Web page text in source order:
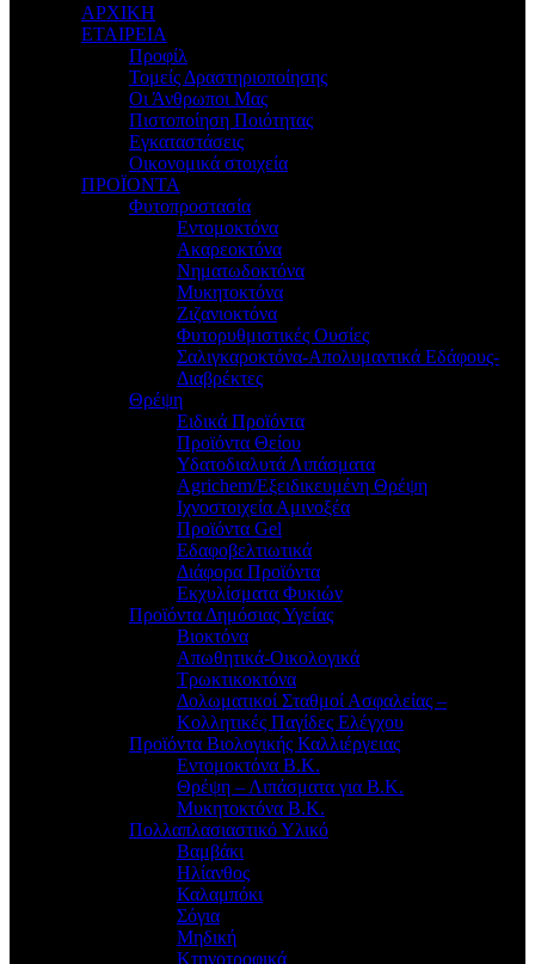
ΑΡΧΙΚΗ
ΕΤΑΙΡΕΙΑ
Προφίλ
Τομείς Δραστηριοποίησης
Οι Άνθρωποι Μας
Πιστοποίηση Ποιότητας
Εγκαταστάσεις
Οικονομικά στοιχεία
ΠΡΟΪΟΝΤΑ
Φυτοπροστασία
Εντομοκτόνα
Ακαρεοκτόνα
Νηματωδοκτόνα
Μυκητοκτόνα
Ζιζανιοκτόνα
Φυτορυθμιστικές Ουσίες
Σαλιγκαροκτόνα-Απολυμαντικά Εδάφους-
Διαβρέκτες
Θρέψη
Ειδικά Προϊόντα
Προϊόντα Θείου
Υδατοδιαλυτά Λιπάσματα
Agrichem/Εξειδικευμένη Θρέψη
Ιχνοστοιχεία Αμινοξέα
Προϊόντα Gel
Εδαφοβελτιωτικά
Διάφορα Προϊόντα
Εκχυλίσματα Φυκιών
Προϊόντα Δημόσιας Υγείας
Βιοκτόνα
Απωθητικά-Οικολογικά
Τρωκτικοκτόνα
Δολωματικοί Σταθμοί Ασφαλείας –
Κολλητικές Παγίδες Ελέγχου
Προϊόντα Βιολογικής Καλλιέργειας
Εντομοκτόνα Β.Κ.
Θρέψη – Λιπάσματα για Β.Κ.
Μυκητοκτόνα Β.Κ.
Πολλαπλασιαστικό Υλικό
Βαμβάκι
Ηλίανθος
Καλαμπόκι
Σόγια
Μηδική
Κτηνοτροφικά